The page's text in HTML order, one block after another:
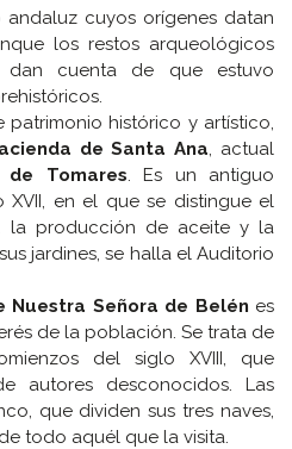
andaluz cuyos orígenes datan
los restos arqueológicos
dan cuenta de que estuvo
histórico y artístico,
de Santa Ana, actual
de Tomares. Es un antiguo
en el que se distingue el
la producción de aceite y la
jardines, se halla el Auditorio
Nuestra Señora de Belén es
de la población. Se trata de
del siglo XVIII, que
autores desconocidos. Las
que dividen sus tres naves,
todo aquél que la visita.